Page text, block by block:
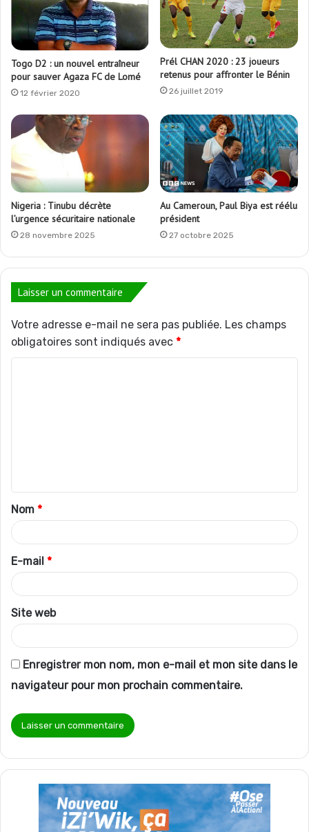
Togo D2 : un nouvel entraîneur
pour sauver Agaza FC de Lomé
12 février 2020
Prél CHAN 2020 : 23 joueurs
retenus pour affronter le Bénin
26 juillet 2019
Nigeria : Tinubu décrète
l’urgence sécuritaire nationale
28 novembre 2025
Au Cameroun, Paul Biya est réélu
président
27 octobre 2025
Laisser un commentaire
Votre adresse e-mail ne sera pas publiée. Les champs
obligatoires sont indiqués avec *
t
a
i
r
e
*
Nom *
E-mail *
Site web
Enregistrer mon nom, mon e-mail et mon site dans le
navigateur pour mon prochain commentaire.